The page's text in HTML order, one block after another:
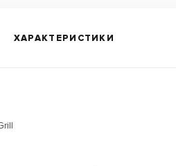
ХАРАКТЕРИСТИКИ